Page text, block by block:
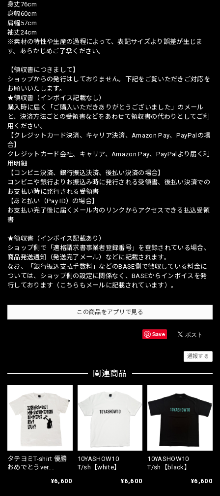
身丈76cm
身幅60cm
肩幅57cm
袖丈24cm
※素材の特性や生産の過程によって、表記サイズより誤差が生じま
す。あらかじめご了承ください。
【領収書につきまして】
ショップからの発行はしておりません。下記をご覧いただきご対応を
お願いいたします。
★領収書（インボイス記載なし）
購入時に届く「ご購入いただきありがとうございました」のメール
と、決済方法ごとの受領書などをあわせて領収書の代わりとしてご利
用ください。
【クレジットカード決済、キャリア決済、Amazon Pay、PayPalの場
合】
クレジットカード会社、キャリア、Amazon Pay、PayPalより届く利
用明細
【コンビニ決済、銀行振込決済、後払い決済の場合】
コンビニや銀行よりお振込み時に発行される受領書、後払い決済での
お支払い時に発行される受領書
【あと払い（Pay ID）の場合】
お支払い完了後に届くメール内のリンクからアクセスできる払込受領
書
★領収書（インボイス記載あり）
ショップ側で「適格請求書事業者登録番号」を登録されている場合、
商品発送通知（発送完了メール）などに記載されます。
なお、「銀行振込支払手数料」などのBASE側で徴収している料金に
ついては、ショップ側の設定に関係なく、BASEからインボイスを発
行しております（こちらもメールに記載されています）。
この商品をアプリで見る
Save
通報する
関連商品
タテヨミT-shirt 優勝
おめでとうver.
¥6,600
10YASHOW10
T/sh【white】
¥6,600
10YASHOW10
T/sh【black】
¥6,600